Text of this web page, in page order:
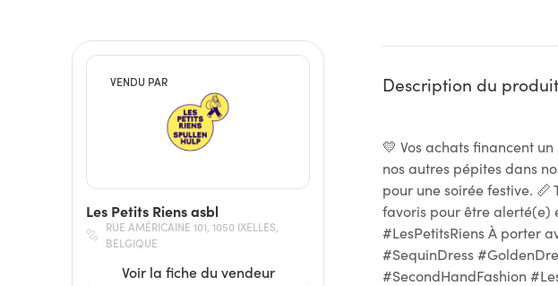
VENDU PAR
Les Petits Riens asbl
RUE AMÉRICAINE 101, 1050 IXELLES,
BELGIQUE
Voir la fiche du vendeur
Description du produit
💛 Vos achats financent
nos autres pépites dans
pour une soirée festive. 📏
favoris pour être alerté(e)
#LesPetitsRiens À porter
#SequinDress
#SecondHandFashion